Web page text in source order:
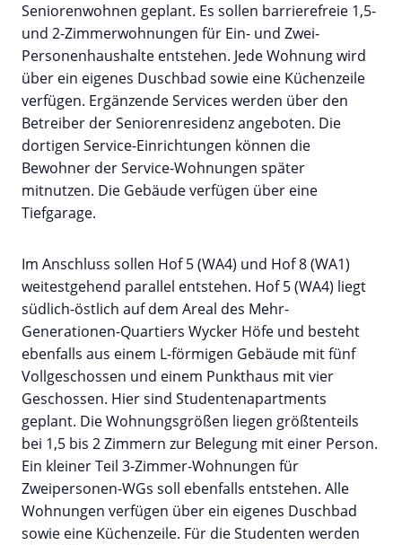
Seniorenwohnen geplant. Es sollen barrierefreie 1,5-
und 2-Zimmerwohnungen für Ein- und Zwei-
Personenhaushalte entstehen. Jede Wohnung wird
über ein eigenes Duschbad sowie eine Küchenzeile
verfügen. Ergänzende Services werden über den
Betreiber der Seniorenresidenz angeboten. Die
dortigen Service-Einrichtungen können die
Bewohner der Service-Wohnungen später
mitnutzen. Die Gebäude verfügen über eine
Tiefgarage.
Im Anschluss sollen Hof 5 (WA4) und Hof 8 (WA1)
weitestgehend parallel entstehen. Hof 5 (WA4) liegt
südlich-östlich auf dem Areal des Mehr-
Generationen-Quartiers Wycker Höfe und besteht
ebenfalls aus einem L-förmigen Gebäude mit fünf
Vollgeschossen und einem Punkthaus mit vier
Geschossen. Hier sind Studentenapartments
geplant. Die Wohnungsgrößen liegen größtenteils
bei 1,5 bis 2 Zimmern zur Belegung mit einer Person.
Ein kleiner Teil 3-Zimmer-Wohnungen für
Zweipersonen-WGs soll ebenfalls entstehen. Alle
Wohnungen verfügen über ein eigenes Duschbad
sowie eine Küchenzeile. Für die Studenten werden